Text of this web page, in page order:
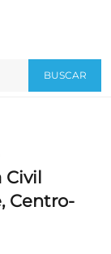
BUSCAR
Civil
Centro-